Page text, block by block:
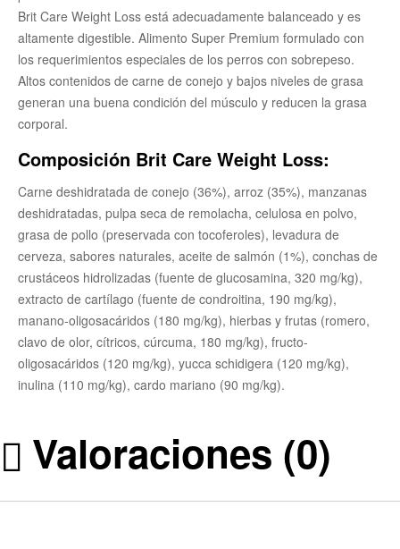
Brit Care Weight Loss está adecuadamente balanceado y es
altamente digestible. Alimento Super Premium formulado con
los requerimientos especiales de los perros con sobrepeso.
Altos contenidos de carne de conejo y bajos niveles de grasa
generan una buena condición del músculo y reducen la grasa
corporal.
Composición Brit Care Weight Loss:
Carne deshidratada de conejo (36%), arroz (35%), manzanas
deshidratadas, pulpa seca de remolacha, celulosa en polvo,
grasa de pollo (preservada con tocoferoles), levadura de
cerveza, sabores naturales, aceite de salmón (1%), conchas de
crustáceos hidrolizadas (fuente de glucosamina, 320 mg/kg),
extracto de cartílago (fuente de condroitina, 190 mg/kg),
manano-oligosacáridos (180 mg/kg), hierbas y frutas (romero,
clavo de olor, cítricos, cúrcuma, 180 mg/kg), fructo-
oligosacáridos (120 mg/kg), yucca schidigera (120 mg/kg),
inulina (110 mg/kg), cardo mariano (90 mg/kg).
Valoraciones (0)